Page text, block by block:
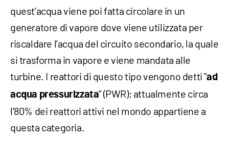
quest'acqua viene poi fatta circolare in un
generatore di vapore dove viene utilizzata per
riscaldare l'acqua del circuito secondario, la quale
si trasforma in vapore e viene mandata alle
turbine. I reattori di questo tipo vengono detti "ad
acqua pressurizzata" (PWR); attualmente circa
l'80% dei reattori attivi nel mondo appartiene a
questa categoria.